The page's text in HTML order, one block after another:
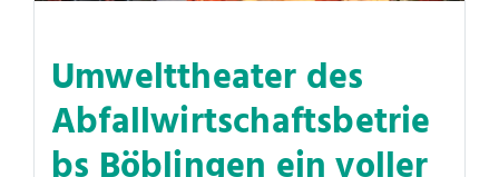
Umwelttheater des
Abfallwirtschaftsbetrie